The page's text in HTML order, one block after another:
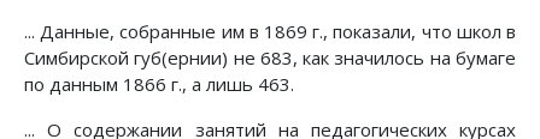
... Данные, собранные им в 1869 г., показали, что школ в
Симбирской губ(ернии) не 683, как значилось на бумаге
по данным 1866 г., а лишь 463.
... О содержании занятий на педагогических курсах